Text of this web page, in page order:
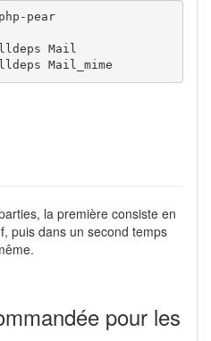
pear
Mail
Mail_mime
la première consiste en
puis dans un second temps
pour les